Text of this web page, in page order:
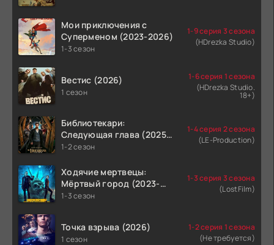
Мои приключения с
Суперменом (2023-2026)
1-3 сезон
1-9 серия 3 сезона
(HDrezka Studio)
Вестис (2026)
1 сезон
1-6 серия 1 сезона
(HDrezka Studio.
18+)
Библиотекари:
Следующая глава (2025-
2026)
1-2 сезон
1-4 серия 2 сезона
(LE-Production)
Ходячие мертвецы:
Мёртвый город (2023-
2026)
1-3 сезон
1-3 серия 3 сезона
(LostFilm)
Точка взрыва (2026)
1 сезон
1-2 серия 1 сезона
(Не требуется)